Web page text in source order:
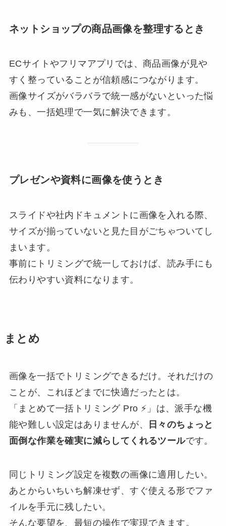
ネットショップの商品画像を整理するとき
ECサイトやフリマアプリでは、商品画像が見や
すく整っていることが信頼感につながります。
画像サイズがバラバラで統一感がないといった悩
みも、一括処理で一気に解決できます。
プレゼンや資料に画像を使うとき
スライドや社内ドキュメントに画像を入れる際、
サイズが揃っていないと見た目がごちゃついてし
まいます。
事前にトリミングで統一しておけば、読み手にも
伝わりやすい資料になります。
まとめ
画像を一括でトリミングできるだけ。それだけの
ことが、これほどまでに快適だったとは。
「まとめて一括トリミング Pro ⚡」は、派手な機
能や難しい設定はありませんが、
日々のちょっと
面倒な作業を確実に減らしてくれるツールです。
同じトリミング設定を複数の画像に適用したい。
あとからいちいち解凍せず、すぐ使える形でファ
イルを手元に残したい。
そんな要望を、最短の操作で実現できます。